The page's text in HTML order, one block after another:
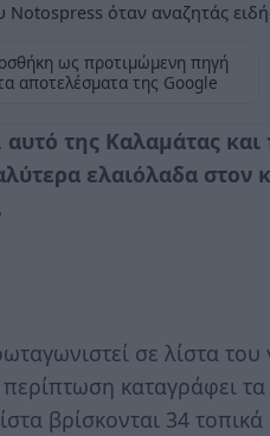
όταν αναζητάς
ως προτιμώμενη πηγή
αποτελέσματα της Google
της Καλαμάτας
ελαιόλαδα
σε λίστα του
καταγράφει
βρίσκονται 34